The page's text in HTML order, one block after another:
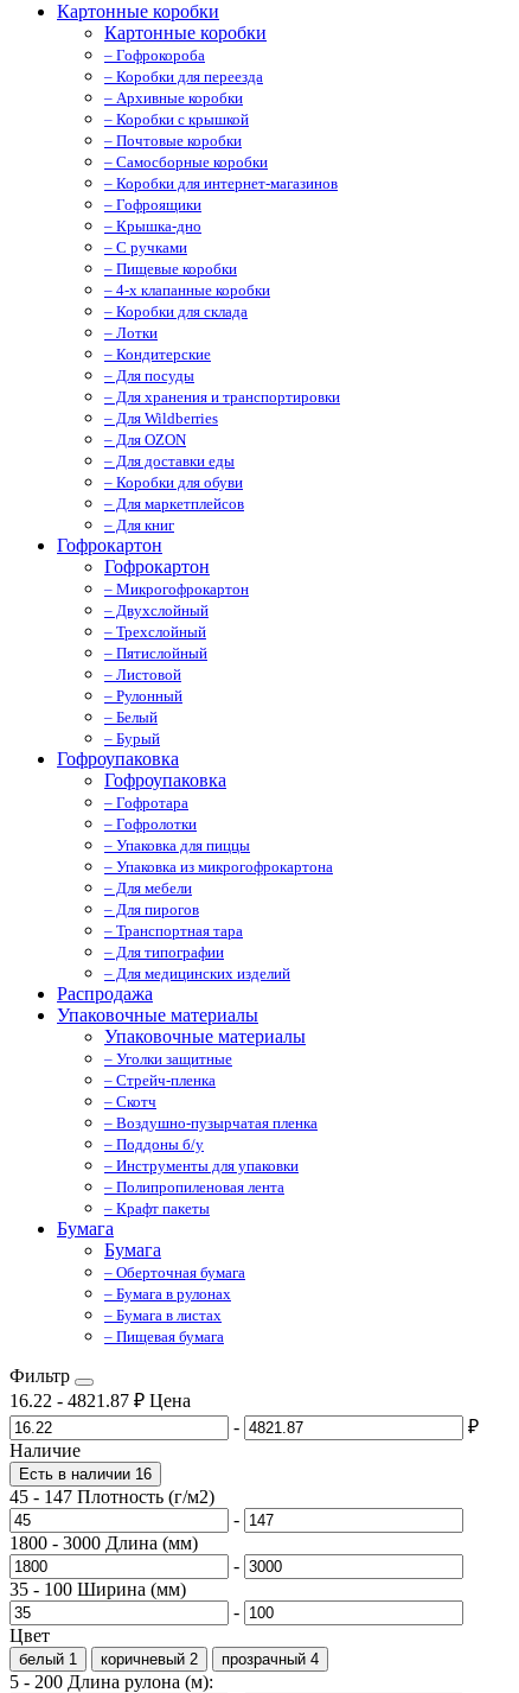
Картонные коробки
Картонные коробки
– Гофрокороба
– Коробки для переезда
– Архивные коробки
– Коробки с крышкой
– Почтовые коробки
– Самосборные коробки
– Коробки для интернет-магазинов
– Гофроящики
– Крышка-дно
– С ручками
– Пищевые коробки
– 4-х клапанные коробки
– Коробки для склада
– Лотки
– Кондитерские
– Для посуды
– Для хранения и транспортировки
– Для Wildberries
– Для OZON
– Для доставки еды
– Коробки для обуви
– Для маркетплейсов
– Для книг
Гофрокартон
Гофрокартон
– Микрогофрокартон
– Двухслойный
– Трехслойный
– Пятислойный
– Листовой
– Рулонный
– Белый
– Бурый
Гофроупаковка
Гофроупаковка
– Гофротара
– Гофролотки
– Упаковка для пиццы
– Упаковка из микрогофрокартона
– Для мебели
– Для пирогов
– Транспортная тара
– Для типографии
– Для медицинских изделий
Распродажа
Упаковочные материалы
Упаковочные материалы
– Уголки защитные
– Стрейч-пленка
– Скотч
– Воздушно-пузырчатая пленка
– Поддоны б/у
– Инструменты для упаковки
– Полипропиленовая лента
– Крафт пакеты
Бумага
Бумага
– Оберточная бумага
– Бумага в рулонах
– Бумага в листах
– Пищевая бумага
Фильтр
16.22 - 4821.87 ₽ Цена
-
₽
Наличие
Есть в наличии 16
45 - 147 Плотность (г/м2)
-
1800 - 3000 Длина (мм)
-
35 - 100 Ширина (мм)
-
Цвет
белый 1 коричневый 2 прозрачный 4
5 - 200 Длина рулона (м):